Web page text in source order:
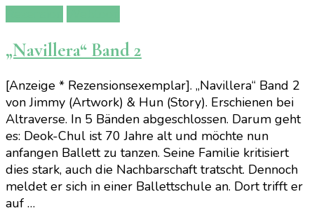
„Navillera“ Band 2
[Anzeige * Rezensionsexemplar]. „Navillera“ Band 2
von Jimmy (Artwork) & Hun (Story). Erschienen bei
Altraverse. In 5 Bänden abgeschlossen. Darum geht
es: Deok-Chul ist 70 Jahre alt und möchte nun
anfangen Ballett zu tanzen. Seine Familie kritisiert
dies stark, auch die Nachbarschaft tratscht. Dennoch
meldet er sich in einer Ballettschule an. Dort trifft er
auf …